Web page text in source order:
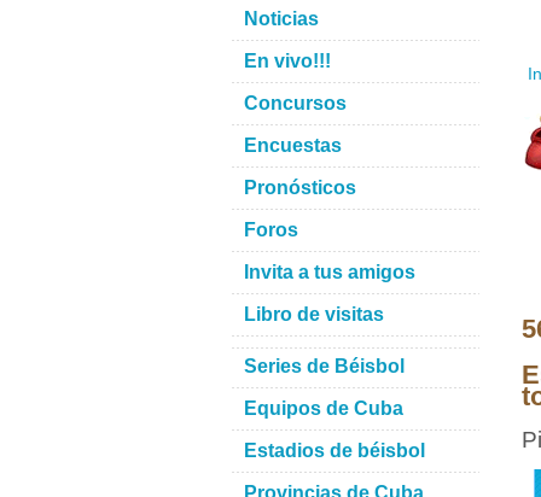
Noticias
En vivo!!!
Concursos
Encuestas
Pronósticos
Foros
Invita a tus amigos
Libro de visitas
Series de Béisbol
Equipos de Cuba
Estadios de béisbol
Provincias de Cuba